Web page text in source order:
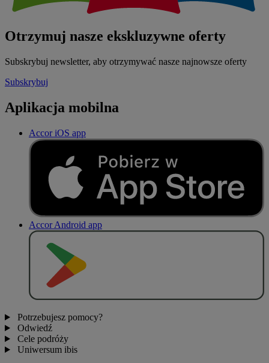
Otrzymuj nasze ekskluzywne oferty
Subskrybuj newsletter, aby otrzymywać nasze najnowsze oferty
Subskrybuj
Aplikacja mobilna
Accor iOS app
Accor Android app
Potrzebujesz pomocy?
Odwiedź
Cele podróży
Uniwersum ibis